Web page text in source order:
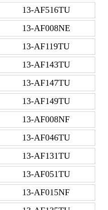
13-AF516TU
13-AF008NE
13-AF119TU
13-AF143TU
13-AF147TU
13-AF149TU
13-AF008NF
13-AF046TU
13-AF131TU
13-AF051TU
13-AF015NF